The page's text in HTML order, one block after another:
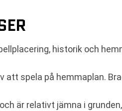
historik och
att spela på hemmaplan.
är relativt jämna i